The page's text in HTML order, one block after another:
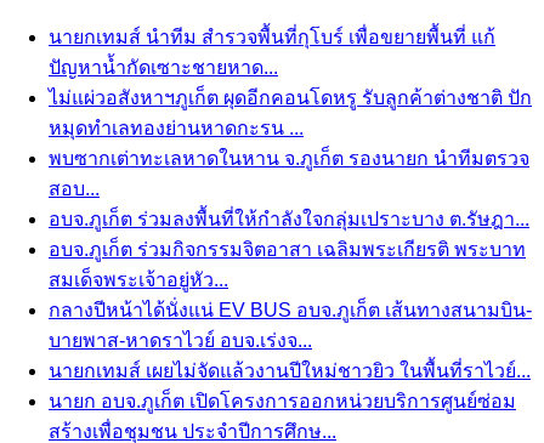
นายกเทมส์ นำทีม สำรวจพื้นที่กุโบร์ เพื่อขยายพื้นที่ แก้
ปัญหาน้ำกัดเซาะชายหาด...
ไม่แผ่วอสังหาฯภูเก็ต ผุดอีกคอนโดหรู รับลูกค้าต่างชาติ ปัก
หมุดทำเลทองย่านหาดกะรน ...
พบซากเต่าทะเลหาดในหาน จ.ภูเก็ต รองนายก นำทีมตรวจ
สอบ...
อบจ.ภูเก็ต ร่วมลงพื้นที่ให้กำลังใจกลุ่มเปราะบาง ต.รัษฎา...
อบจ.ภูเก็ต ร่วมกิจกรรมจิตอาสา เฉลิมพระเกียรติ พระบาท
สมเด็จพระเจ้าอยู่หัว...
กลางปีหน้าได้นั่งแน่ EV BUS อบจ.ภูเก็ต เส้นทางสนามบิน-
บายพาส-หาดราไวย์ อบจ.เร่งจ...
นายกเทมส์ เผยไม่จัดแล้วงานปีใหม่ชาวยิว ในพื้นที่ราไวย์...
นายก อบจ.ภูเก็ต เปิดโครงการออกหน่วยบริการศูนย์ซ่อม
สร้างเพื่อชุมชน ประจำปีการศึกษ...